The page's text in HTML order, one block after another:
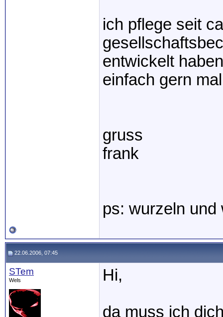
ich pflege seit
entwickelt
einfach gern
gruss
frank
ps: wurzeln und
22.06.2006, 07:45
STem
Wels Hi,
da muss ich